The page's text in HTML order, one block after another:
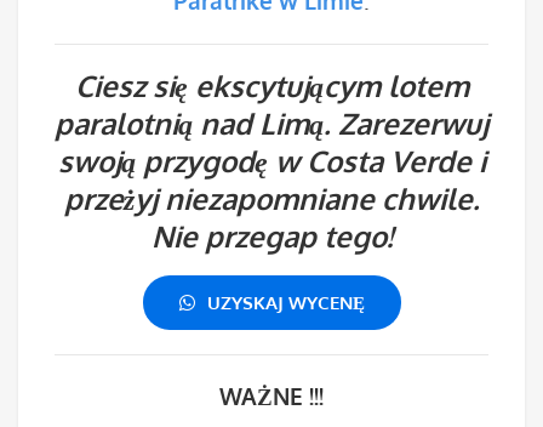
Ciesz się ekscytującym lotem
paralotnią nad Limą. Zarezerwuj
swoją przygodę w Costa Verde i
przeżyj niezapomniane chwile.
Nie przegap tego!
UZYSKAJ WYCENĘ
WAŻNE !!!